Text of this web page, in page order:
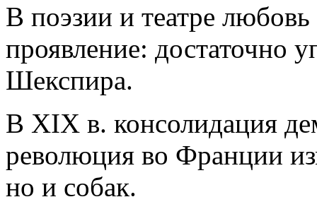
В поэзии и театре
проявление: достаточно
Шекспира.
В XIX в. консолидация
революция во Франции
но и собак.